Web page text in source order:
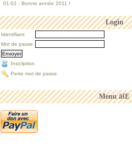
Menu âŒ
01-01 - Bonne année 2011 !
Login
Identifiant
Mot de passe
Inscription
Perte mot de passe